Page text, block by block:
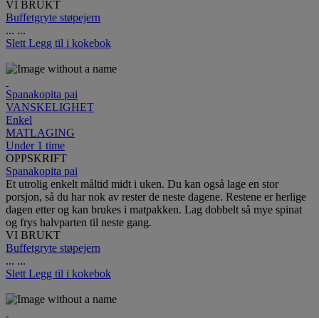
VI BRUKT
Buffetgryte støpejern
... ...
Slett Legg til i kokebok
Spanakopita pai
VANSKELIGHET
Enkel
MATLAGING
Under 1 time
OPPSKRIFT
Spanakopita pai
Et utrolig enkelt måltid midt i uken. Du kan også lage en stor
porsjon, så du har nok av rester de neste dagene. Restene er herlige
dagen etter og kan brukes i matpakken. Lag dobbelt så mye spinat
og frys halvparten til neste gang.
VI BRUKT
Buffetgryte støpejern
... ...
Slett Legg til i kokebok